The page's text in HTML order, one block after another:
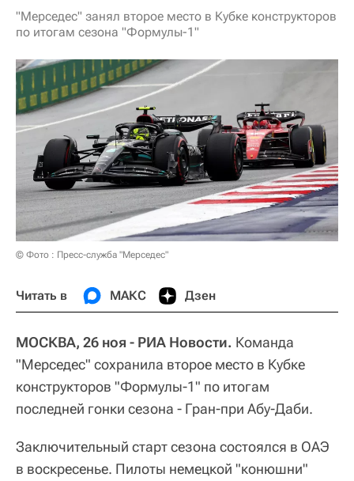
"Мерседес" занял второе место в Кубке конструкторов
по итогам сезона "Формулы-1"
© Фото : Пресс-служба "Мерседес"
Читать в МАКС Дзен
МОСКВА, 26 ноя - РИА Новости. Команда
"Мерседес" сохранила второе место в Кубке
конструкторов "Формулы-1" по итогам
последней гонки сезона - Гран-при Абу-Даби.
Заключительный старт сезона состоялся в ОАЭ
в воскресенье. Пилоты немецкой "конюшни"